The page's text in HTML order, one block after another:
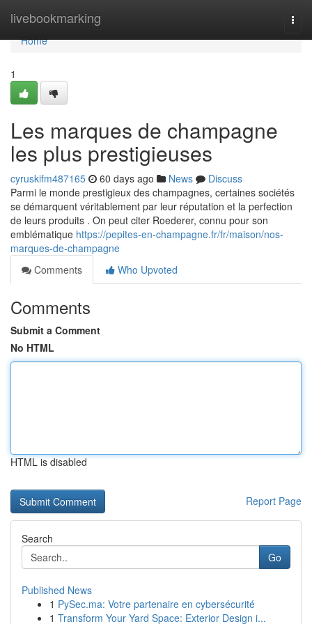
livebookmarking
Home
Home
1
Les marques de champagne
les plus prestigieuses
cyruskifm487165 60 days ago News
Discuss
Parmi le monde prestigieux des champagnes, certaines sociétés
se démarquent véritablement par leur réputation et la perfection
de leurs produits . On peut citer Roederer, connu pour son
emblématique https://pepites-en-champagne.fr/fr/maison/nos-
marques-de-champagne
Comments
Who Upvoted
Comments
Submit a Comment
No HTML
HTML is disabled
Report Page
Search
Go
Published News
1 PySec.ma: Votre partenaire en cybersécurité
1 Transform Your Yard Space: Exterior Design i...